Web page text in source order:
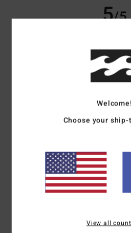
5/5
Rapport qualité / prix: 5/5
Je recommande ce produit
5
25 juin 2026
Ce short de bain peut même être porté
Je recommande ce produit
Welcome!
Choose your
View all